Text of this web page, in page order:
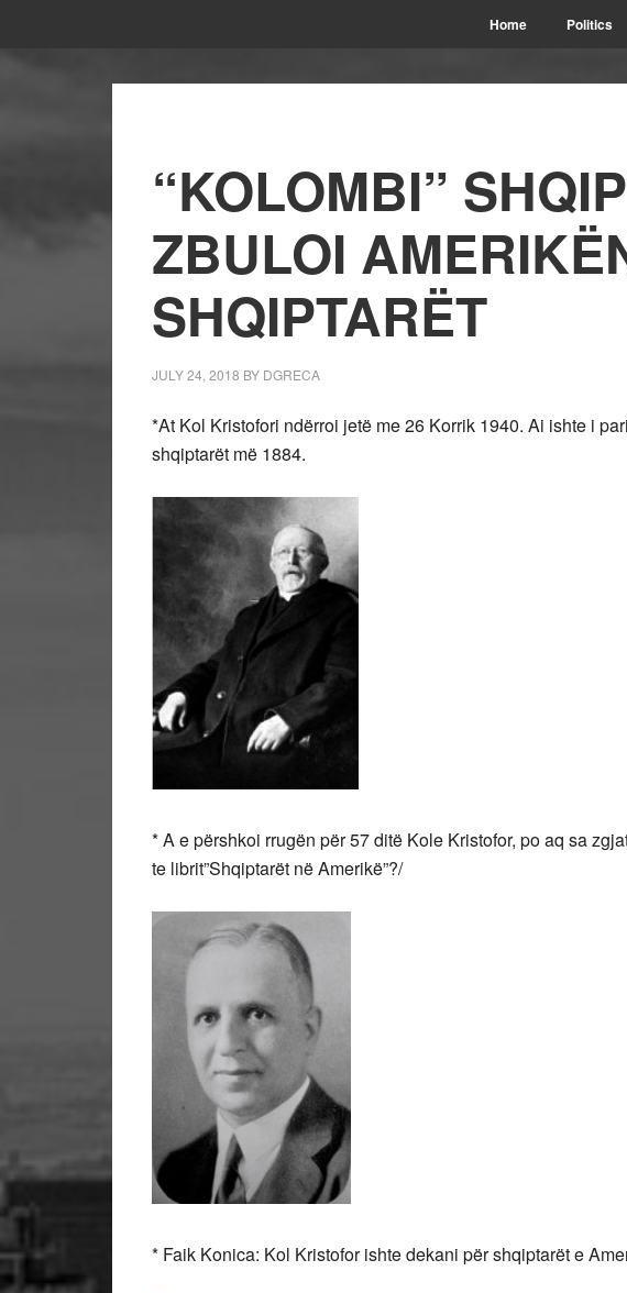
Home Politics
“KOLOMBI”
ZBULOI
SHQIPTARËT
JULY 24, 2018 BY DGRECA
*At Kol Kristofori ndërroi jetë me 26 Korrik 1940. Ai ishte i
shqiptarët më 1884.
* A e përshkoi rrugën për 57 ditë Kole Kristofor, po aq sa
te librit”Shqiptarët në Amerikë”?/
* Faik Konica: Kol Kristofor ishte dekani për shqiptarët e